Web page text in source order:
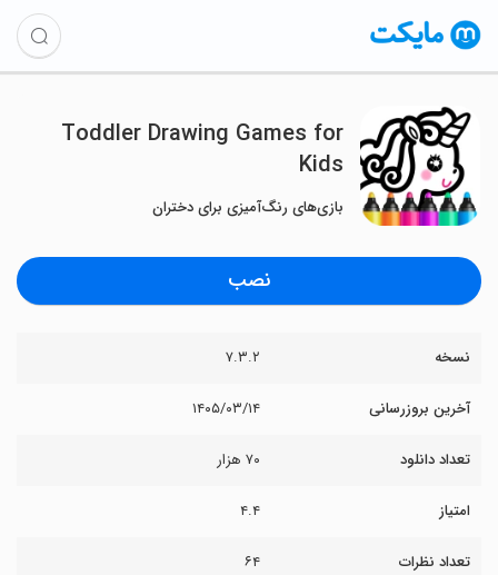
Toddler Drawing Games for
Kids
بازی‌های رنگ‌آمیزی برای دختران
نصب
نسخه ۷.۳.۲
آخرین بروزرسانی ۱۴۰۵/۰۳/۱۴
تعداد دانلود ۷۰ هزار
امتیاز ۴.۴
تعداد نظرات ۶۴